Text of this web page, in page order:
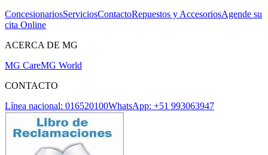
ConcesionariosServiciosContactoRepuestos y AccesoriosAgende su
cita Online
ACERCA DE MG
MG CareMG World
CONTACTO
Línea nacional: 016520100WhatsApp: +51 993063947